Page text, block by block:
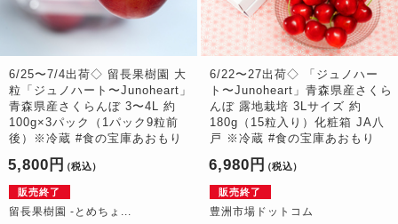
6/25〜7/4出荷◇ 留長果樹園 大
粒「ジュノハート〜Junoheart」
青森県産さくらんぼ 3〜4L 約
100g×3パック（1パック9粒前
後）※冷蔵 #食の宝庫あおもり
5,800円 （税込）
販売終了
留長果樹園 -とめちょ...
6/22〜27出荷◇ 「ジュノハー
ト〜Junoheart」青森県産さくら
んぼ 露地栽培 3Lサイズ 約
180g（15粒入り）化粧箱 JA八
戸 ※冷蔵 #食の宝庫あおもり
6,980円 （税込）
販売終了
豊洲市場ドットコム